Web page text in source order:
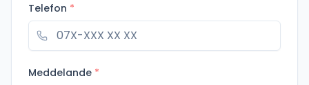
Telefon *
Meddelande *